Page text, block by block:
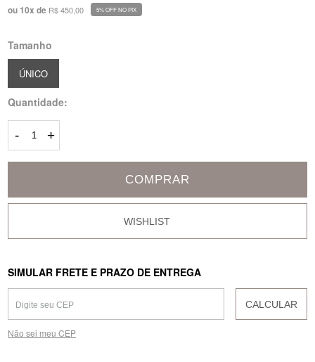
ou 10x de R$ 450,00 5% OFF NO PIX
Tamanho
ÚNICO
Quantidade:
- +
COMPRAR
SIMULAR FRETE E PRAZO DE ENTREGA
CALCULAR
Não sei meu CEP